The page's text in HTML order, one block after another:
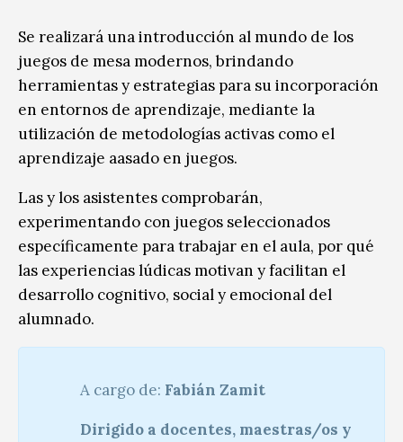
Se realizará una introducción al mundo de los
juegos de mesa modernos, brindando
herramientas y estrategias para su incorporación
en entornos de aprendizaje, mediante la
utilización de metodologías activas como el
aprendizaje aasado en juegos.
Las y los asistentes comprobarán,
experimentando con juegos seleccionados
específicamente para trabajar en el aula, por qué
las experiencias lúdicas motivan y facilitan el
desarrollo cognitivo, social y emocional del
alumnado.
A cargo de: Fabián Zamit
Dirigido a docentes, maestras/os y